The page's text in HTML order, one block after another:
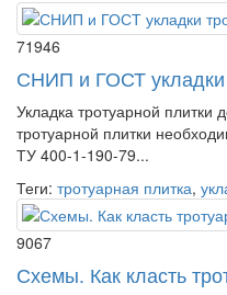
71946
СНИП и ГОСТ укладки
Укладка тротуарной
тротуарной плитки
ТУ 400-1-190-79...
Теги: тротуарная плитка,
9067
Схемы. Как класть